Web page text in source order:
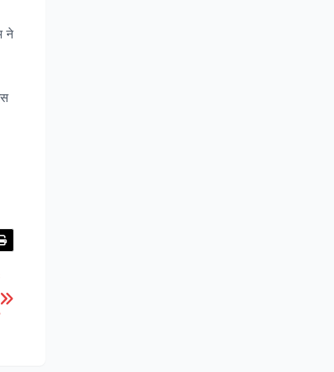
ने